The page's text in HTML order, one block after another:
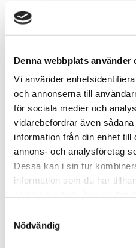
Denna webbplats använder
Vi använder
och annonserna till
för sociala medier och
vidarebefordrar även
information från din enhet till
annons- och analysföretag
Dessa kan i sin tur
information som du har
Nödvändig
Frivilligt
Bolagsstyrning
Riktlinjer för
Ledningsgrupp
Styrelse
Valberedning
Pressmeddelanden
Kontakt
Hem/Investor Relations/
2019-05-06